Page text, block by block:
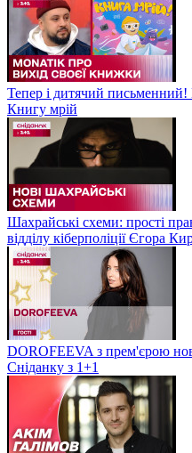
Тепер і дитячий
Книгу мрій
Шахрайські схеми: прості
відділу кіберполіції Єгора
DOROFEEVA з прем'єрою
Сніданку з 1+1